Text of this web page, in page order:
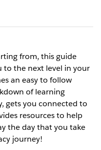
from, this guide
to the next level in your
an easy to follow
of learning
gets you connected to
resources to help
the day that you take
journey!